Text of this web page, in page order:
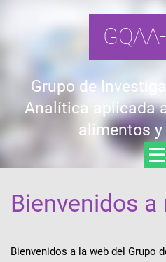
Grupo de
Analítica aplicada
alimentos
Bienvenidos
Bienvenidos a la web del Grupo